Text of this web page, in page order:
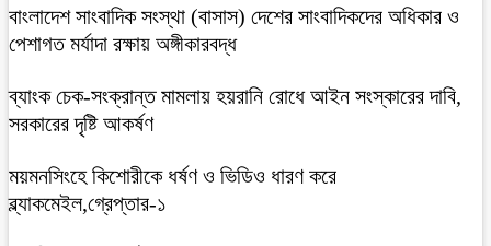
বাংলাদেশ সাংবাদিক সংস্থা (বাসাস) দেশের সাংবাদিকদের অধিকার ও
পেশাগত মর্যাদা রক্ষায় অঙ্গীকারবদ্ধ
ব্যাংক চেক-সংক্রান্ত মামলায় হয়রানি রোধে আইন সংস্কারের দাবি,
সরকারের দৃষ্টি আকর্ষণ
ময়মনসিংহে কিশোরীকে ধর্ষণ ও ভিডিও ধারণ করে
ব্ল্যাকমেইল,গ্রেপ্তার-১